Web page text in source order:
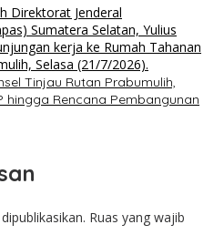
Tinjau Rutan Prabumulih,
hingga Rencana Pembangunan
Ruas yang wajib